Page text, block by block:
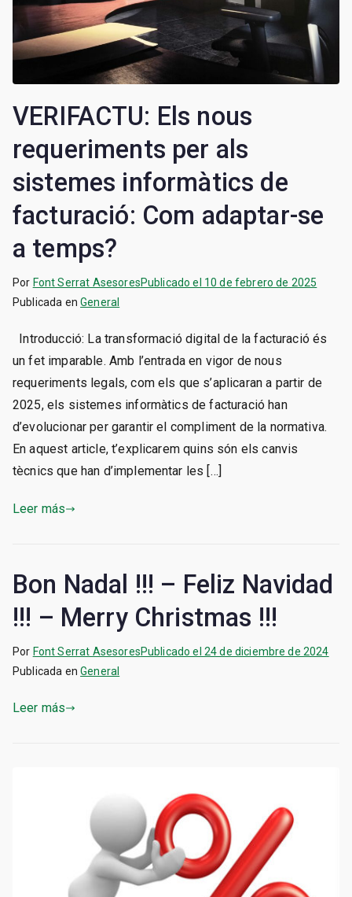
VERIFACTU: Els nous
requeriments per als
sistemes informàtics de
facturació: Com adaptar-se
a temps?
Por Font Serrat AsesoresPublicado el 10 de febrero de 2025
Publicada enGeneral
Introducció: La transformació digital de la facturació és
un fet imparable. Amb l’entrada en vigor de nous
requeriments legals, com els que s’aplicaran a partir de
2025, els sistemes informàtics de facturació han
d’evolucionar per garantir el compliment de la normativa.
En aquest article, t’explicarem quins són els canvis
tècnics que han d’implementar les […]
Leer más
Bon Nadal !!! – Feliz Navidad
!!! – Merry Christmas !!!
Por Font Serrat AsesoresPublicado el 24 de diciembre de 2024
Publicada enGeneral
Leer más